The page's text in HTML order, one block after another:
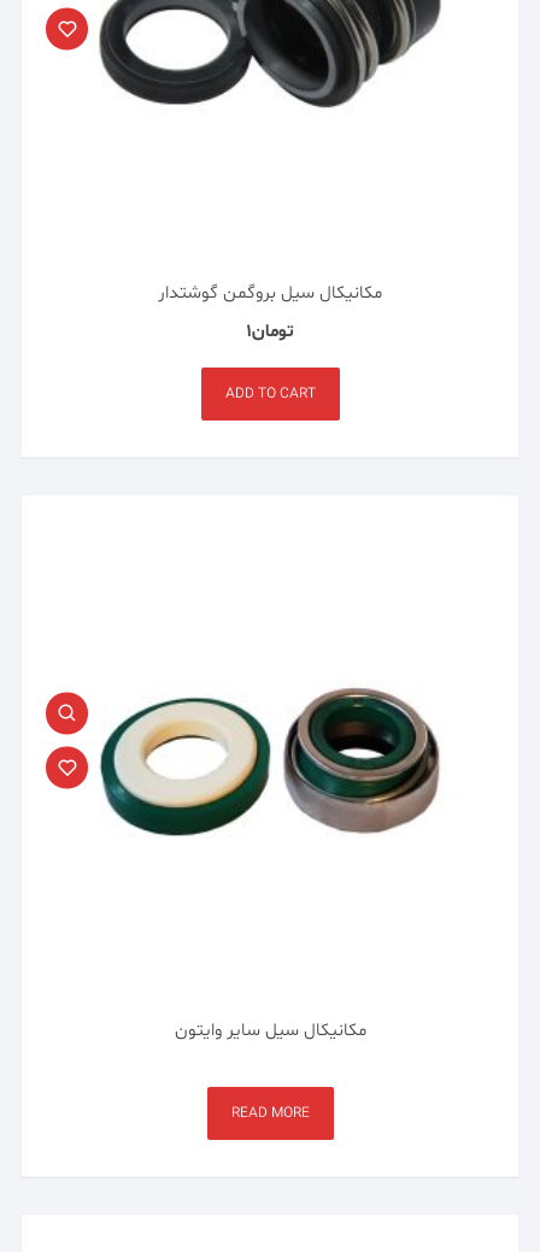
مکانیکال سیل بروگمن گوشتدار
تومان۱
ADD TO CART
مکانیکال سیل سایر وایتون
READ MORE